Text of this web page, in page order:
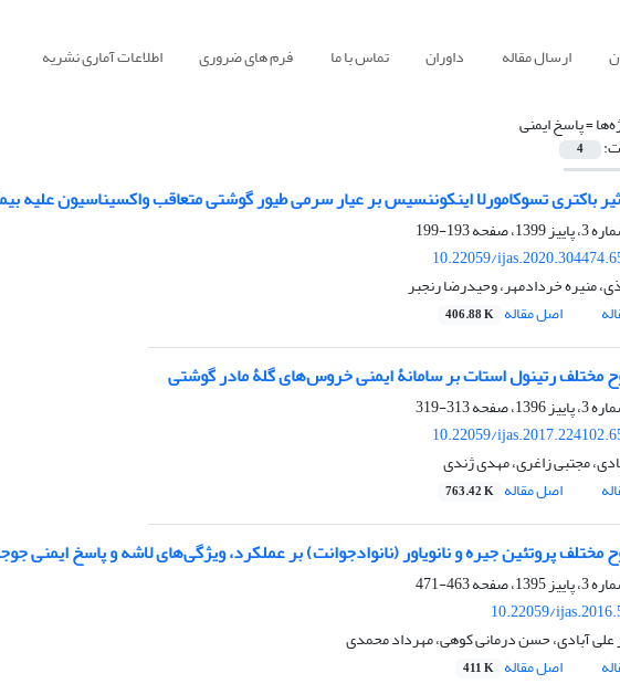
ارسال مقاله داوران تماس با ما فرم های ضروری اطلاعات آماری نشریه
=پاسخ ایمنی
4
باکتری تسوکامورلا اینکوننسیس بر عیار سرمی طیور گوشتی متعاقب واکسیناسیون علیه
193-199
10.22059/
منیره خردادمهر، وحیدرضا رنجبر
اصل مقاله 406.88 K
مختلف رتینول استات بر سامانۀ ایمنی خروس‌های گلۀ مادر گوشتی
313-319
10.22059/
مجتبی زاغری، مهدی ژندی
اصل مقاله 763.42 K
مختلف پروتئین جیره و نانویاور (نانوادجوانت) بر عملکرد، ویژگی‌های لاشه و پاسخ ایمنی
463-471
10.22059/
علی آبادی، حسن درمانی کوهی، مهرداد محمدی
اصل مقاله 411 K